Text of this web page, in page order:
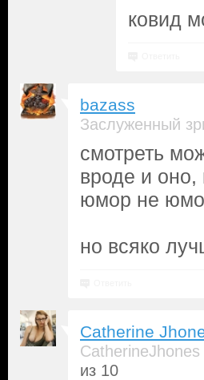
ковид
bazass
Заслуженный
смотреть
вроде и оно,
юмор не
но всяко
Catherine
CatherineJhones
из 10